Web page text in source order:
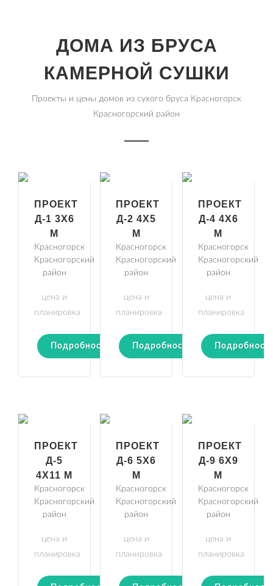
ДОМА ИЗ БРУСА
КАМЕРНОЙ СУШКИ
Проекты и цены домов из сухого бруса Красногорск
Красногорский район
ПРОЕКТ
Д-1 3Х6
М
Красногорск
Красногорский
район
цена и
планировка
Подробности
ПРОЕКТ
Д-2 4Х5
М
Красногорск
Красногорский
район
цена и
планировка
Подробности
ПРОЕКТ
Д-4 4Х6
М
Красногорск
Красногорский
район
цена и
планировка
ПРОЕКТ
Д-5
4Х11 М
Красногорск
Красногорский
район
цена и
планировка
ПРОЕКТ
Д-6 5Х6
М
Красногорск
Красногорский
район
цена и
планировка
ПРОЕКТ
Д-9 6Х9
М
Красногорск
Красногорский
район
цена и
планировка